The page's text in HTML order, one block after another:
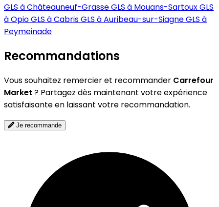
GLS à Châteauneuf-GrasseGLS à Mouans-SartouxGLS
à OpioGLS à CabrisGLS à Auribeau-sur-SiagneGLS à
Peymeinade
Recommandations
Vous souhaitez remercier et recommander Carrefour
Market ? Partagez dès maintenant votre expérience
satisfaisante en laissant votre recommandation.
Je recommande